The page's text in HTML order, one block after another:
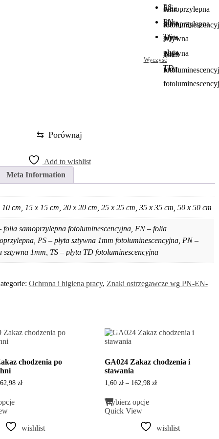
samoprzylepna
folia
samoprzylepna
PS -
płyta
sztywna
1mm
PN -
płyta
sztywna
1mm
TS -
płyta
TD
Wyczyść
⇆ Porównaj
Add to wishlist
Meta Information
10 cm, 15 x 15 cm, 20 x 20 cm, 25 x 25 cm, 35 x 35 cm, 50 x 50 cm
folia samoprzylepna fotoluminescencyjna, FN – folia
PS – płyta sztywna 1mm fotoluminescencyjna, PN –
sztywna 1mm, TS – płyta TD fotoluminescencyjna
Ochrona i higiena pracy, Znaki ostrzegawcze wg PN-EN-
chodzenia po
złZakres
produkt
wiele
wariantów.
wishlist
GA024 Zakaz chodzenia i
stawania
1,60zł – 162,98złZakres
Wybierz opcjeprodukt
wiele
wariantów.
Quick View
wishlist